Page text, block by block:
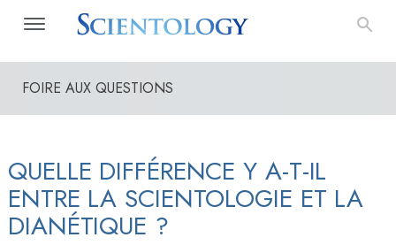
FOIRE AUX QUESTIONS
QUELLE DIFFÉRENCE Y A-T-IL
ENTRE LA SCIENTOLOGIE ET LA
DIANÉTIQUE ?